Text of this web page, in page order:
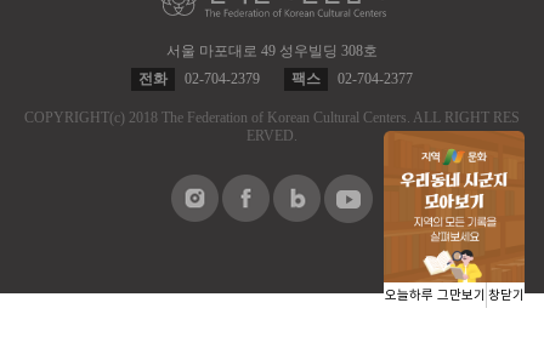
서울 마포대로 49 성우빌딩 308호
전화
02-704-2379 팩스 02-704-2377
COPYRIGHT(c) 2018 The Federation of Korean Cultural Centers. ALL RIGHT RES
ERVED.
오늘하루 그만보기 창닫기